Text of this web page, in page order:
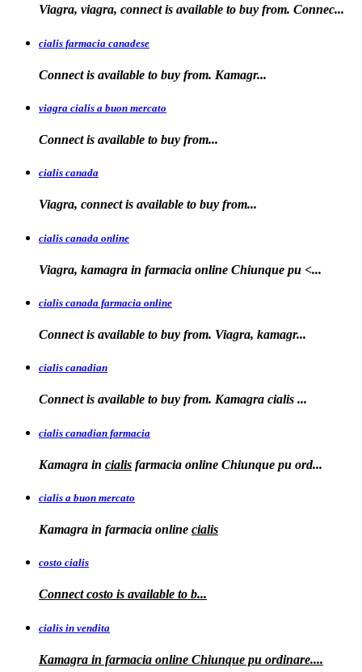
Viagra, viagra, connect is available to buy from. Connec...
cialis farmacia canadese
Connect is available to buy from. Kamagr...
viagra cialis a buon mercato
Connect is available to buy from...
cialis canada
Viagra, connect is available to buy from...
cialis canada online
Viagra, kamagra in farmacia online Chiunque pu <...
cialis canada farmacia online
Connect is available to buy from. Viagra, kamagr...
cialis canadian
Connect is available to buy from. Kamagra cialis ...
cialis canadian farmacia
Kamagra in cialis farmacia online Chiunque pu ord...
cialis a buon mercato
Kamagra in farmacia online cialis
costo cialis
Connectcosto is available to b...
cialis in vendita
Kamagra in farmacia online Chiunque pu ordinare....